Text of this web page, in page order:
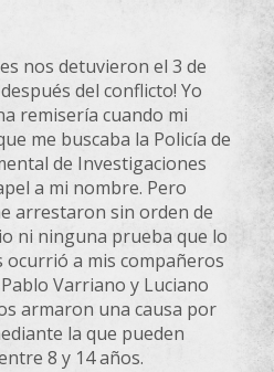
nos detuvieron el 3 de
del conflicto! Yo
remisería cuando mi
me buscaba la Policía de
de Investigaciones
a mi nombre. Pero
arrestaron sin orden de
ni ninguna prueba que lo
ocurrió a mis compañeros
Varriano y Luciano
armaron una causa por
la que pueden
8 y 14 años.